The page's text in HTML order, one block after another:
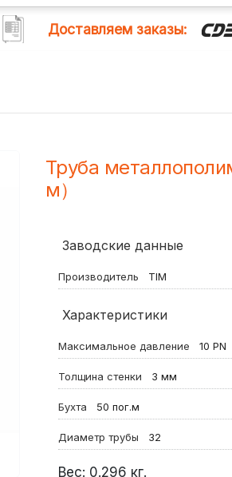
Доставляем заказы:
Труба
м）
Заводские данные
Производитель TIM
Характеристики
Максимальное давление 10 PN
Толщина стенки 3 мм
Бухта 50 пог.м
Диаметр трубы 32
Вес: 0.296 кг.